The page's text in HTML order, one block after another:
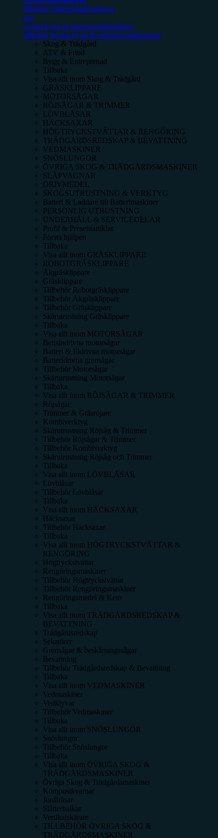
tillbehör entreprenadmaskiner
gas
övriga bygg & entreprenadmaskiner
tillbehör övriga bygg & entreprenadmaskiner
Skog & Trädgård
ATV & Fritid
Bygg & Entreprenad
Tillbaka
Visa allt inom Skog & Trädgård
GRÄSKLIPPARE
MOTORSÅGAR
RÖJSÅGAR & TRIMMER
LÖVBLÅSAR
HÄCKSAXAR
HÖGTRYCKSTVÄTTAR & RENGÖRING
TRÄDGÅRDSREDSKAP & BEVATTNING
VEDMASKINER
SNÖSLUNGOR
ÖVRIGA SKOG & TRÄDGÅRDSMASKINER
SLÄPVAGNAR
DRIVMEDEL
SKOGSUTRUSTNING & VERKTYG
Batteri & Laddare till Batterimaskiner
PERSONLIG UTRUSTNING
UNDERHÅLL & SERVICEDELAR
Profil & Presentartiklar
Första hjälpen
Tillbaka
Visa allt inom GRÄSKLIPPARE
ROBOTGRÄSKLIPPARE
Åkgräsklippare
Gräsklippare
Tillbehör Robotgräsklippare
Tillbehör Åkgräsklippare
Tillbehör Gräsklippare
Skärutrustning Gräsklippare
Tillbaka
Visa allt inom MOTORSÅGAR
Bensindrivna motorsågar
Batteri & Eldrivna motorsågar
Batteridrivna grensågar
Tillbehör Motorsågar
Skärutrustning Motorsågar
Tillbaka
Visa allt inom RÖJSÅGAR & TRIMMER
Röjsågar
Trimmer & Gräsröjare
Kombiverktyg
Skärutrustning Röjsåg & Trimmer
Tillbehör Röjsågar & Trimmer
Tillbehör Kombiverktyg
Skärutrustning Röjsåg och Trimmer
Tillbaka
Visa allt inom LÖVBLÅSAR
Lövblåsar
Tillbehör Lövblåsar
Tillbaka
Visa allt inom HÄCKSAXAR
Häcksaxar
Tillbehör Häcksaxar
Tillbaka
Visa allt inom HÖGTRYCKSTVÄTTAR &
RENGÖRING
Högtryckstvättar
Rengöringsmaskiner
Tillbehör Högtryckstvättar
Tillbehör Rengöringsmaskiner
Rengöringsmedel & Kem
Tillbaka
Visa allt inom TRÄDGÅRDSREDSKAP &
BEVATTNING
Trädgårdsredskap
Sekatörer
Grensågar & beskärningssågar
Bevattning
Tillbehör Trädgårdsredskap & Bevattning
Tillbaka
Visa allt inom VEDMASKINER
Vedmaskiner
Vedklyvar
Tillbehör Vedmaskiner
Tillbaka
Visa allt inom SNÖSLUNGOR
Snöslungor
Tillbehör Snöslungor
Tillbaka
Visa allt inom ÖVRIGA SKOG &
TRÄDGÅRDSMASKINER
Övriga Skog & Trädgårdsmaskiner
Kompostkvarnar
Jordfräsar
Slåtterbalkar
Vertikalskärare
TILLBEHÖR ÖVRIGA SKOG &
TRÄDGÅRDSMASKINER